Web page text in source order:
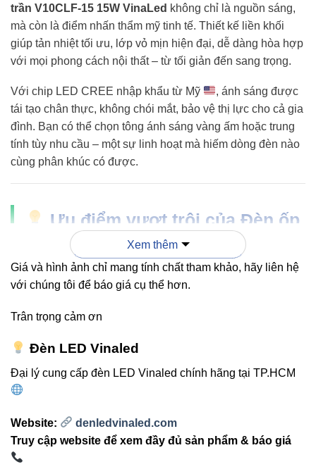
trần V10CLF-15 15W VinaLed không chỉ là nguồn sáng,
mà còn là điểm nhấn thẩm mỹ tinh tế. Thiết kế liền khối
giúp tản nhiệt tối ưu, lớp vỏ mịn hiện đại, dễ dàng hòa hợp
với mọi phong cách nội thất – từ tối giản đến sang trọng.
Với chip LED CREE nhập khẩu từ Mỹ
, ánh sáng được
tái tạo chân thực, không chói mắt, bảo vệ thị lực cho cả gia
đình. Bạn có thể chọn tông ánh sáng vàng ấm hoặc trung
tính tùy nhu cầu – một sự linh hoạt mà hiếm dòng đèn nào
cùng phân khúc có được.
Ưu điểm vượt trội của Đèn ốp
trần V10CLF-15 15W VinaLed
Tiết kiệm điện năng
– Công nghệ LED CREE giúp
giảm tiêu thụ điện đến 80% so với đèn huỳnh quang
truyền thống.
phí thay thế và bảo dưỡng.
Ánh sáng trung thực– Không nhấp nháy, không
Thiết kế thẩm mỹ– Phù hợp mọi không gian nội
thất hiện đại.
Xem thêm
Giá và hình ảnh chỉ mang tính chất tham khảo, hãy liên hệ
với chúng tôi để báo giá cụ thể hơn.
Trân trọng cảm ơn
Đèn LED Vinaled
Đại lý cung cấp đèn LED Vinaled chính hãng tại TP.HCM
Website:
denledvinaled.com
Truy cập website để xem đầy đủ sản phẩm & báo giá